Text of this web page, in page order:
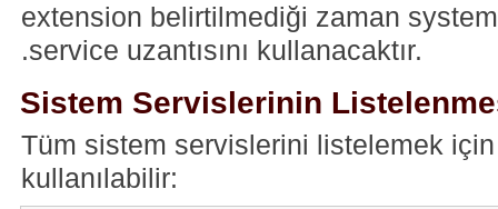
extension belirtilmediği zaman
.service uzantısını kullanacaktır.
Sistem Servislerinin
Tüm sistem servislerini listelemek
kullanılabilir: